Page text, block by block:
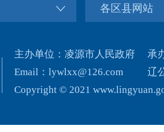
各区县网站
主办单位：凌源市人民政府
Email：lywlxx@126.com
Copyright © 2021
承
辽